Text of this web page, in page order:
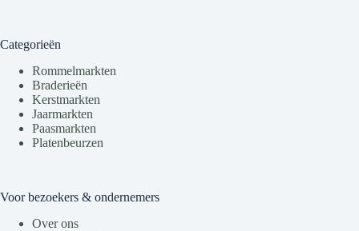
Categorieën
Rommelmarkten
Braderieën
Kerstmarkten
Jaarmarkten
Paasmarkten
Platenbeurzen
Voor bezoekers & ondernemers
Over ons